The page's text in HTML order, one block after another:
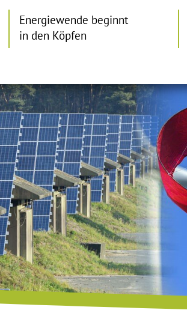
Energiewende beginnt
in den Köpfen